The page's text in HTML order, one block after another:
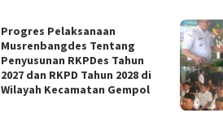
Progres Pelaksanaan
Musrenbangdes Tentang
Penyusunan RKPDes Tahun
2027 dan RKPD Tahun 2028 di
Wilayah Kecamatan Gempol